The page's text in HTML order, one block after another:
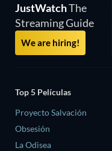
JustWatchThe
Streaming Guide
We are hiring!
Top 5 Películas
Proyecto Salvación
Obsesión
La Odisea